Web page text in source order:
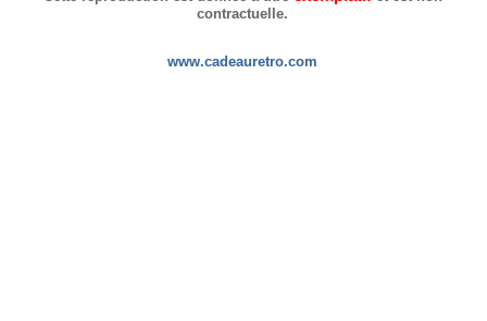
contractuelle.
www.cadeauretro.com